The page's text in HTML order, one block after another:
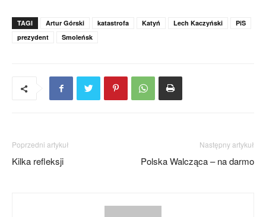
TAGI Artur Górski katastrofa Katyń Lech Kaczyński
PiS
prezydent
Smoleńsk
Poprzedni artykuł
Kilka refleksji
Następny artykuł
Polska Walcząca – na darmo